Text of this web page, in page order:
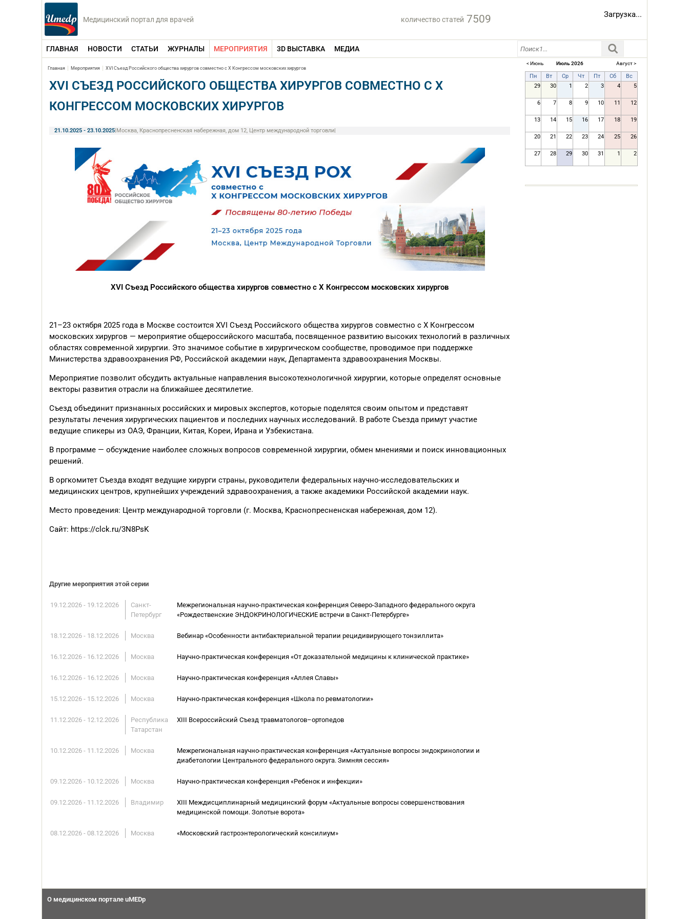
Медицинский портал для врачей количество статей 7509 Загрузка...
ГЛАВНАЯ НОВОСТИ СТАТЬИ ЖУРНАЛЫ МЕРОПРИЯТИЯ 3D ВЫСТАВКА МЕДИА
Главная Мероприятия XVI Съезд Российского общества хирургов совместно с X Конгрессом московских хирургов
XVI СЪЕЗД РОССИЙСКОГО ОБЩЕСТВА ХИРУРГОВ СОВМЕСТНО С X
КОНГРЕССОМ МОСКОВСКИХ ХИРУРГОВ
21.10.2025 - 23.10.2025|Москва, Краснопресненская набережная, дом 12, Центр международной торговли|
XVI Съезд Российского общества хирургов совместно с X Конгрессом московских хирургов
21–23 октября 2025 года в Москве состоится XVI Съезд Российского общества хирургов совместно с X Конгрессом
московских хирургов — мероприятие общероссийского масштаба, посвященное развитию высоких технологий в различных
областях современной хирургии. Это значимое событие в хирургическом сообществе, проводимое при поддержке
Министерства здравоохранения РФ, Российской академии наук, Департамента здравоохранения Москвы.
Мероприятие позволит обсудить актуальные направления высокотехнологичной хирургии, которые определят основные
векторы развития отрасли на ближайшее десятилетие.
Съезд объединит признанных российских и мировых экспертов, которые поделятся своим опытом и представят
результаты лечения хирургических пациентов и последних научных исследований. В работе Съезда примут участие
ведущие спикеры из ОАЭ, Франции, Китая, Кореи, Ирана и Узбекистана.
В программе — обсуждение наиболее сложных вопросов современной хирургии, обмен мнениями и поиск инновационных
решений.
В оргкомитет Съезда входят ведущие хирурги страны, руководители федеральных научно-исследовательских и
медицинских центров, крупнейших учреждений здравоохранения, а также академики Российской академии наук.
Место проведения: Центр международной торговли (г. Москва, Краснопресненская набережная, дом 12).
Сайт: https://clck.ru/3N8PsK
Другие мероприятия этой серии
19.12.2026 - 19.12.2026
Санкт-
Петербург
Межрегиональная научно-практическая конференция Северо-Западного федерального округа
«Рождественские ЭНДОКРИНОЛОГИЧЕСКИЕ встречи в Санкт-Петербурге»
18.12.2026 - 18.12.2026 Москва Вебинар «Особенности антибактериальной терапии рецидивирующего тонзиллита»
16.12.2026 - 16.12.2026 Москва Научно-практическая конференция «От доказательной медицины к клинической практике»
16.12.2026 - 16.12.2026 Москва Научно-практическая конференция «Аллея Славы»
15.12.2026 - 15.12.2026 Москва Научно-практическая конференция «Школа по ревматологии»
11.12.2026 - 12.12.2026
Республика
Татарстан
XIII Всероссийский Съезд травматологов–ортопедов
10.12.2026 - 11.12.2026 Москва
Межрегиональная научно-практическая конференция «Актуальные вопросы эндокринологии и
диабетологии Центрального федерального округа. Зимняя сессия»
09.12.2026 - 10.12.2026 Москва Научно-практическая конференция «Ребенок и инфекции»
09.12.2026 - 11.12.2026 Владимир
ХIII Междисциплинарный медицинский форум «Актуальные вопросы совершенствования
медицинской помощи. Золотые ворота»
08.12.2026 - 08.12.2026 Москва «Московский гастроэнтерологический консилиум»
< Июнь Июль 2026 Август >
Пн Вт Ср Чт Пт Сб
Вс
29
30 1 2 3 4 5
6 7 8 9 10 11 12
13 14 15 16 17 18 19
20 21 22 23 24 25 26
27 28 29 30 31 1 2
О медицинском портале uMEDp